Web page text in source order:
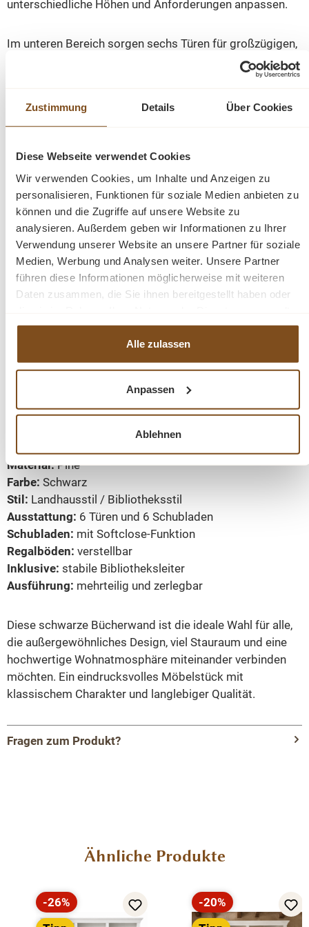
Zustimmung Details Über Cookies
Diese Webseite verwendet Cookies
Wir verwenden Cookies, um Inhalte und Anzeigen zu
personalisieren, Funktionen für soziale Medien anbieten zu
können und die Zugriffe auf unsere Website zu
analysieren. Außerdem geben wir Informationen zu Ihrer
Verwendung unserer Website an unsere Partner für soziale
Medien, Werbung und Analysen weiter. Unsere Partner
führen diese Informationen möglicherweise mit weiteren
Daten zusammen, die Sie ihnen bereitgestellt haben oder
haben.
Alle zulassen
Anpassen
Ablehnen
unterschiedliche Höhen und Anforderungen anpassen.
Im unteren Bereich sorgen sechs Türen für großzügigen,
geschlossenen Stauraum. Hier lassen sich Unterlagen,
das Stauraumangebot durch sechs Schubladen mit
Softclose-Funktion, die besonders leise und sanft
Die stabile Bibliotheksleiter ermöglicht einen
komfortablen Zugriff auf die oberen Regalfächer und
unterstreicht den exklusiven Charakter dieser
außergewöhnlichen Bücherwand. Das etwa 80 cm hohe
Unterteil schafft eine harmonische Verbindung zwischen
geschlossener Aufbewahrung und offener
Präsentationsfläche.
Dank der mehrteiligen und zerlegbaren Ausführung lässt
sich die Bücherwand leichter transportieren und am
gewünschten Standort zusammensetzen.
ca. Breite 300 cm × Höhe 240 cm × Tiefe 40 cm
Material:Pine
Farbe: Schwarz
Stil: Landhausstil / Bibliotheksstil
Ausstattung: 6 Türen und 6 Schubladen
Schubladen: mit Softclose-Funktion
Regalböden: verstellbar
Inklusive: stabile Bibliotheksleiter
Ausführung: mehrteilig und zerlegbar
Diese schwarze Bücherwand ist die ideale Wahl für alle,
die außergewöhnliches Design, viel Stauraum und eine
hochwertige Wohnatmosphäre miteinander verbinden
möchten. Ein eindrucksvolles Möbelstück mit
klassischem Charakter und langlebiger Qualität.
Fragen zum Produkt?
Diese imposante Bücherwand im klassischen
Landhausstil verbindet großzügigen Stauraum mit einer
Produktgalerie überspringen
Ähnliche Produkte
Rabatt
-26%
Rabatt
-20%